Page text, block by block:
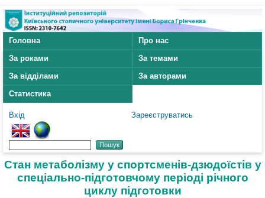
Головна
Про нас
За роками
За темами
За відділами
За авторами
Статистика
Вхід Зареєструватись
Стан метаболізму у спортсменів-дзюдоїстів у
спеціально-підготовчому періоді річного
циклу підготовки